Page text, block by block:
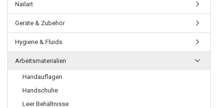
Nailart
Geräte & Zubehör
Hygiene & Fluids
Arbeitsmaterialien
Handauflagen
Handschuhe
Leer Behältnisse